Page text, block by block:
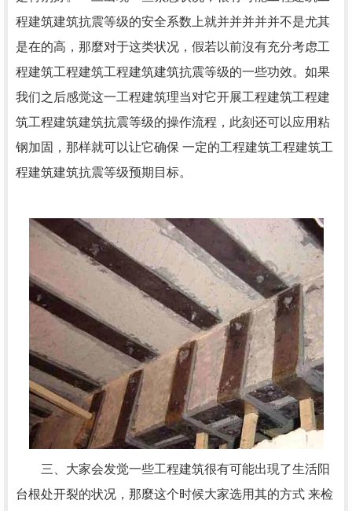
程建筑建筑抗震等级的安全系数上就并并并并并不是尤其
是在的高，那麼对于这类状况，假若以前沒有充分考虑工
程建筑工程建筑工程建筑建筑抗震等级的一些功效。如果
我们之后感觉这一工程建筑理当对它开展工程建筑工程建
筑工程建筑建筑抗震等级的操作流程，此刻还可以应用粘
钢加固，那样就可以让它确保 一定的工程建筑工程建筑工
程建筑建筑抗震等级预期目标。
三、大家会发觉一些工程建筑很有可能出現了生活阳
台根处开裂的状况，那麼这个时候大家选用其的方式 来检